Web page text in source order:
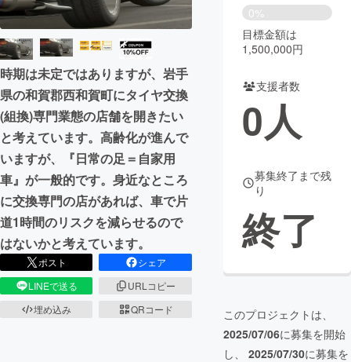
書籍・雑誌
ビジネス・起業 チャレンジ
まちづくり・地域活性化
CAMPFIRE for Social Good
CAMPFIRE Creation
CAMPFIREふるさと納税machi-ya コミュニティ
時期は未定ではありますが、岩手
県の和賀郡西和賀町にタイヤ交換
(組換)専門業態の店舗を開きたい
と考えています。高齢化が進んで
いますが、『日常の足＝自家用
車』が一般的です。身近なところ
に交換専門の店があれば、車で片
道1時間のリスクを減らせるので
はないかと考えています。
ポスト
シェア
LINEで送る
URLコピー
埋め込み
QRコード
0%
目標金額は
1,500,000円
支援者数
0人
募集終了まで残
り
終了
このプロジェクトは、
2025/07/06に募集を開始
し、 2025/07/30に募集を